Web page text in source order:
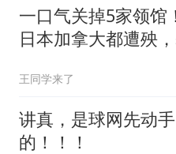
一口气关掉5家领馆
日本加拿大都遭殃
王同学来了
讲真，是球网先动手
的！！！